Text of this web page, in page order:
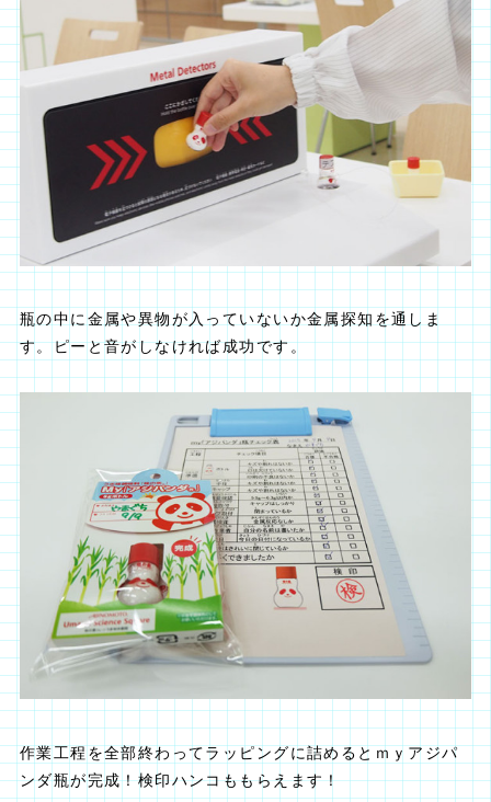
瓶の中に金属や異物が入っていないか金属探知を通しま
す。ピーと音がしなければ成功です。
作業工程を全部終わってラッピングに詰めるとｍｙアジパ
ンダ瓶が完成！検印ハンコももらえます！